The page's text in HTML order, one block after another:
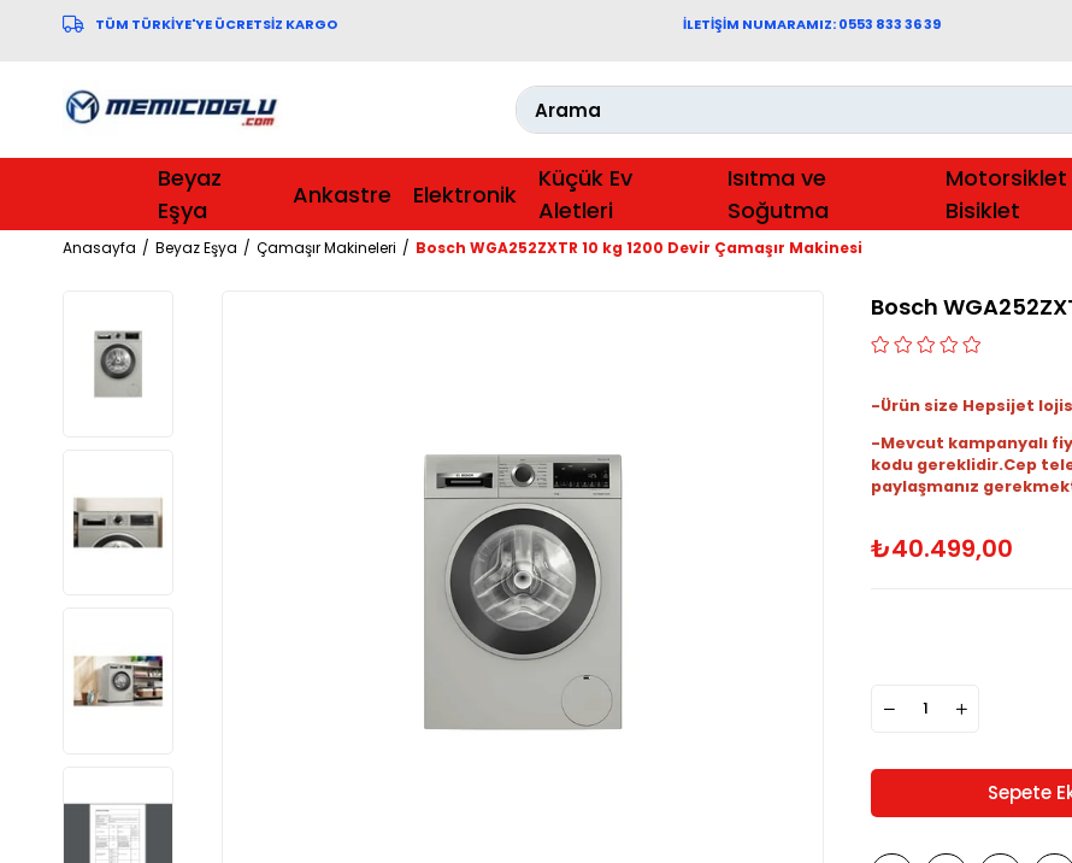
TÜM TÜRKİYE'YE ÜCRETSİZ KARGO İLETİŞİM NUMARAMIZ: 0553 833 36 39
Beyaz
Eşya
Ankastre Elektronik
Küçük Ev
Aletleri
Isıtma ve
Soğutma
Motorsiklet
Bisiklet
Anasayfa Beyaz Eşya Çamaşır Makineleri Bosch WGA252ZXTR 10 kg 1200 Devir Çamaşır Makinesi
Bosch
-Ürün size Hepsijet
-Mevcut kampanyalı
kodu gereklidir.Cep
paylaşmanız
₺40.499,00